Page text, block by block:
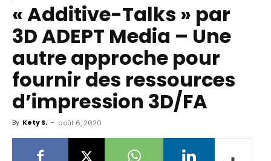
« Additive-Talks » par
3D ADEPT Media – Une
autre approche pour
fournir des ressources
d’impression 3D/FA
By Kety S. - août 6, 2020